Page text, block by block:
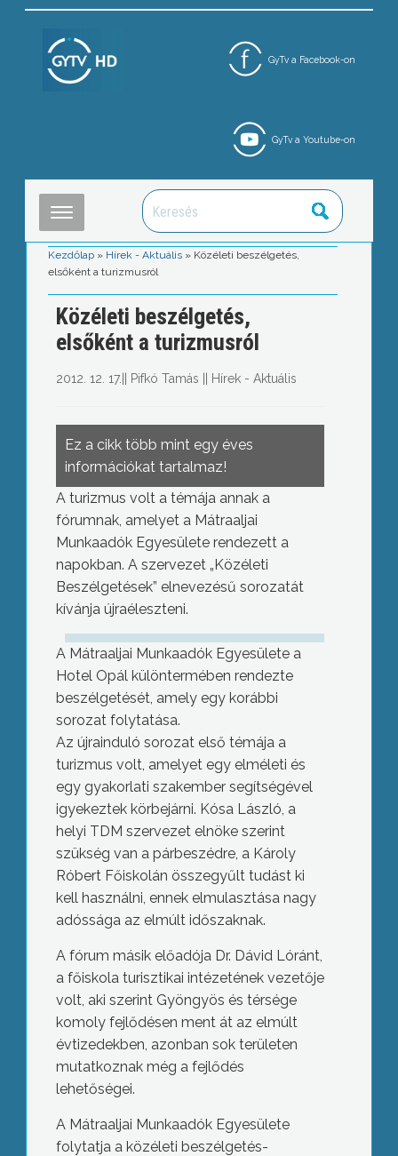
GyTv a Facebook-on
GyTv a Youtube-on
Kezdőlap » Hírek - Aktuális » Közéleti beszélgetés,
elsőként a turizmusról
Közéleti beszélgetés,
elsőként a turizmusról
2012. 12. 17. Pifkó Tamás Hírek - Aktuális
Ez a cikk több mint egy éves
információkat tartalmaz!
A turizmus volt a témája annak a
fórumnak, amelyet a Mátraaljai
Munkaadók Egyesülete rendezett a
napokban. A szervezet „Közéleti
Beszélgetések” elnevezésű sorozatát
kívánja újraéleszteni.
A Mátraaljai Munkaadók Egyesülete a
Hotel Opál különtermében rendezte
beszélgetését, amely egy korábbi
sorozat folytatása.
Az újrainduló sorozat első témája a
turizmus volt, amelyet egy elméleti és
egy gyakorlati szakember segítségével
igyekeztek körbejárni. Kósa László, a
helyi TDM szervezet elnöke szerint
szükség van a párbeszédre, a Károly
Róbert Főiskolán összegyűlt tudást ki
kell használni, ennek elmulasztása nagy
adóssága az elmúlt időszaknak.
A fórum másik előadója Dr. Dávid Lóránt,
a főiskola turisztikai intézetének vezetője
volt, aki szerint Gyöngyös és térsége
komoly fejlődésen ment át az elmúlt
évtizedekben, azonban sok területen
mutatkoznak még a fejlődés
lehetőségei.
A Mátraaljai Munkaadók Egyesülete
folytatja a közéleti beszélgetés-